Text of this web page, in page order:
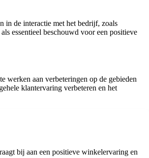
in de interactie met het bedrijf, zoals
essentieel beschouwd voor een positieve
werken aan verbeteringen op de gebieden
klantervaring verbeteren en het
bij aan een positieve winkelervaring en